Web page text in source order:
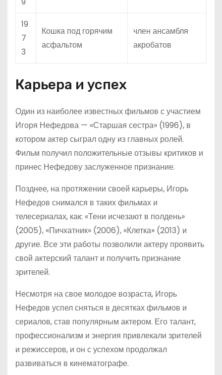
19
7
3
Кошка под горячим
асфальтом
член ансамбля
акробатов
Карьера и успех
Один из наиболее известных фильмов с участием
Игоря Нефедова — «Старшая сестра» (1996), в
котором актер сыграл одну из главных ролей.
Фильм получил положительные отзывы критиков и
принес Нефедову заслуженное признание.
Позднее, на протяжении своей карьеры, Игорь
Нефедов снимался в таких фильмах и
телесериалах, как: «Тени исчезают в полдень»
(2005), «Пичхатник» (2006), «Клетка» (2013) и
другие. Все эти работы позволили актеру проявить
свой актерский талант и получить признание
зрителей.
Несмотря на свое молодое возраста, Игорь
Нефедов успел сняться в десятках фильмов и
сериалов, став популярным актером. Его талант,
профессионализм и энергия привлекали зрителей
и режиссеров, и он с успехом продолжал
развиваться в кинематографе.